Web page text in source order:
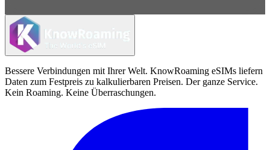
Bessere Verbindungen mit Ihrer Welt. KnowRoaming eSIMs liefern
Daten zum Festpreis zu kalkulierbaren Preisen. Der ganze Service.
Kein Roaming. Keine Überraschungen.